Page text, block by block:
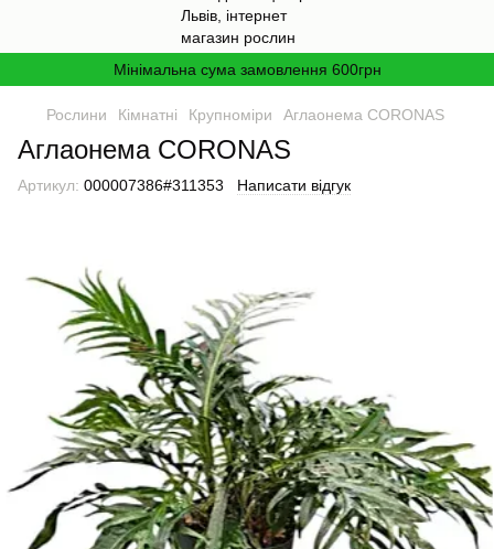
Мінімальна сума замовлення 600грн
Рослини Кімнатні Крупноміри Аглаонема CORONAS
Аглаонема CORONAS
Артикул: 000007386#311353 Написати відгук